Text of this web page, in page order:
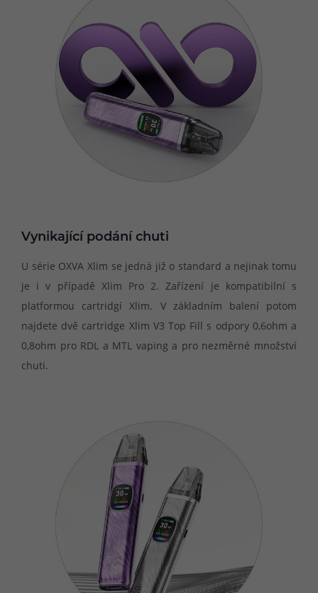
Vynikající podání chuti
U série OXVA Xlim se jedná již o standard a nejinak tomu
je i v případě Xlim Pro 2. Zařízení je kompatibilní s
platformou cartridgí Xlim. V základním balení potom
najdete dvě cartridge Xlim V3 Top Fill s odpory 0,6ohm a
0,8ohm pro RDL a MTL vaping a pro nezměrné množství
chuti.